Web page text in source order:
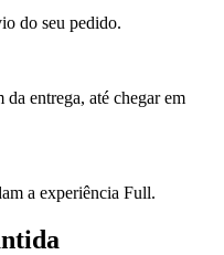
do seu pedido.
entrega, até chegar em
a experiência Full.